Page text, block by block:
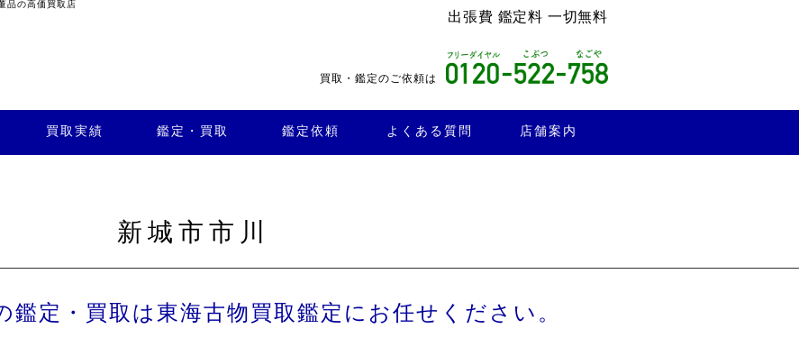
品の高価買取店
出張費 鑑定料 一切無料
買取・鑑定のご依頼は
買取実績 鑑定・買取 鑑定依頼 よくある質問 店舗案内
新城市市川
鑑定・買取は東海古物買取鑑定にお任せください。